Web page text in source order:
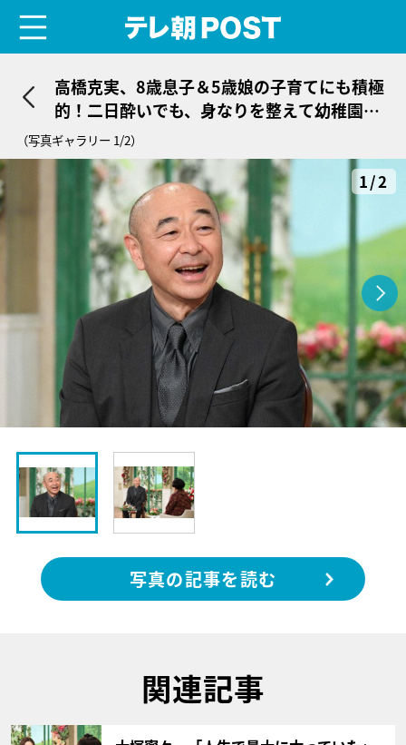
高橋克実、8歳息子＆5歳娘の子育てにも積極
的！二日酔いでも、身なりを整えて幼稚園に
同行
（写真ギャラリー 1/2）
1/2
写真の記事を読む
関連記事
サムネイル